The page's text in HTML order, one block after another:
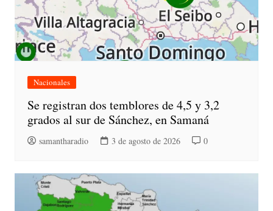
Nacionales
Se registran dos temblores de 4,5 y 3,2
grados al sur de Sánchez, en Samaná
samantharadio 3 de agosto de 2026 0